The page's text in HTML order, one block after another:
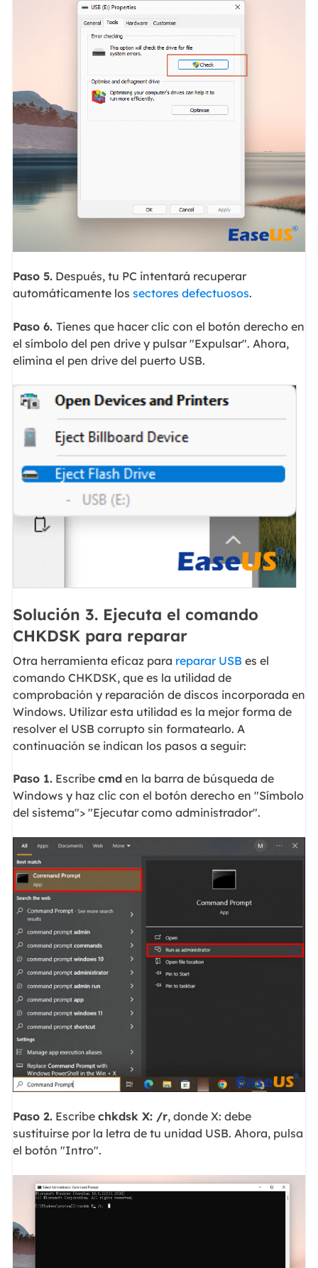
Paso 5.Después, tu PC intentará recuperar
automáticamente los sectores defectuosos.
Paso 6. Tienes que hacer clic con el botón derecho en
el símbolo del pen drive y pulsar "Expulsar". Ahora,
elimina el pen drive del puerto USB.
Solución 3. Ejecuta el comando
CHKDSK para reparar
Otra herramienta eficaz para reparar USB es el
comando CHKDSK, que es la utilidad de
comprobación y reparación de discos incorporada en
Windows. Utilizar esta utilidad es la mejor forma de
resolver el USB corrupto sin formatearlo. A
continuación se indican los pasos a seguir:
Paso 1.Escribe cmden la barra de búsqueda de
Windows y haz clic con el botón derecho en "Símbolo
del sistema"> "Ejecutar como administrador".
Paso 2.Escribe chkdsk X: /r, donde X: debe
sustituirse por la letra de tu unidad USB. Ahora, pulsa
el botón "Intro".